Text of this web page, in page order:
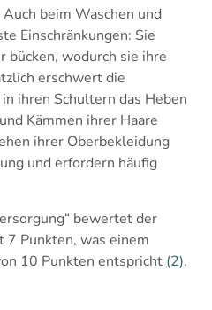
beim Waschen und
Einschränkungen: Sie
bücken, wodurch sie ihre
erschwert die
ihren Schultern das Heben
Kämmen ihrer Haare
ihrer Oberbekleidung
und erfordern häufig
bewertet der
7 Punkten, was einem
10 Punkten entspricht (2).